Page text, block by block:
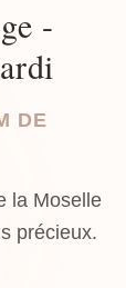
-
DE
la Moselle
précieux.